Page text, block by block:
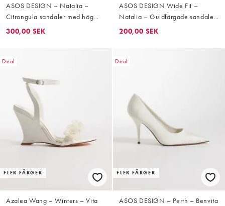
ASOS DESIGN – Natalia –
Citrongula sandaler med hög
klack och T-formad rem
300,00 SEK
ASOS DESIGN Wide Fit –
Natalia – Guldfärgade sandaler
med höga klackar och T-formad
200,00 SEK
Deal
FLER FÄRGER
Azalea Wang – Winters – Vita
Deal
FLER FÄRGER
ASOS DESIGN – Perth – Benvita